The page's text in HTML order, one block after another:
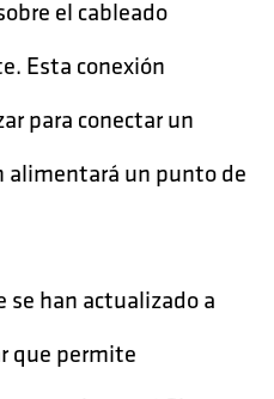
el cableado
Esta conexión
para conectar un
alimentará un punto de
se han actualizado a
que permite